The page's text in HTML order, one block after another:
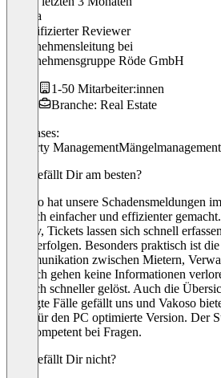
Sophia
Verifizierter Reviewer
Unternehmensleitung bei
Unternehmensgruppe Röde GmbH
1-50 Mitarbeiter:innen
Branche: Real Estate
Use cases:
Property ManagementMängelmanagement
Was gefällt Dir am besten?
Vakoso hat unsere Schadensmeldungen
deutlich einfacher und effizienter
intuitiv, Tickets lassen sich schnell
nachverfolgen. Besonders praktisch ist
Kommunikation zwischen Mietern,
dadurch gehen keine Informationen
deutlich schneller gelöst. Auch die
erledigte Fälle gefällt uns und Vakoso
auch für den PC optimierte Version. Der
und kompetent bei Fragen.
Was gefällt Dir nicht?